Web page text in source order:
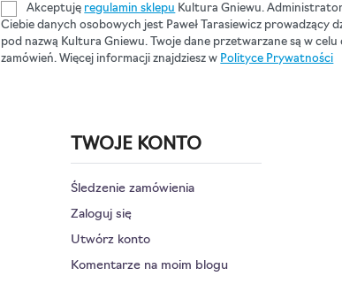
Akceptuję regulamin sklepu Kultura Gniewu.
Ciebie danych osobowych jest Paweł Tarasiewicz prowadzący
pod nazwą Kultura Gniewu. Twoje dane przetwarzane są w celu
zamówień. Więcej informacji znajdziesz w Polityce Prywatności
TWOJE KONTO
Śledzenie zamówienia
Zaloguj się
Utwórz konto
Komentarze na moim blogu